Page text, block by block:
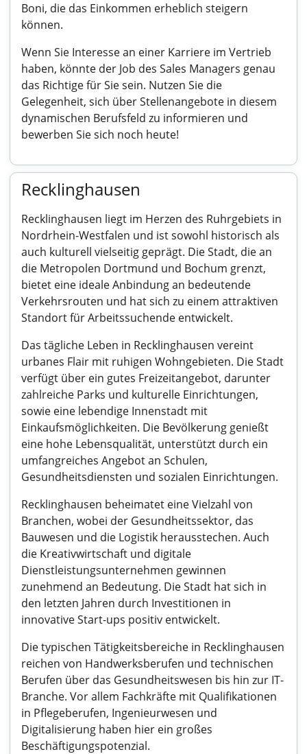
Boni, die das Einkommen erheblich steigern
können.
Wenn Sie Interesse an einer Karriere im Vertrieb
haben, könnte der Job des Sales Managers genau
das Richtige für Sie sein. Nutzen Sie die
Gelegenheit, sich über Stellenangebote in diesem
dynamischen Berufsfeld zu informieren und
bewerben Sie sich noch heute!
Recklinghausen
Recklinghausen liegt im Herzen des Ruhrgebiets in
Nordrhein-Westfalen und ist sowohl historisch als
auch kulturell vielseitig geprägt. Die Stadt, die an
die Metropolen Dortmund und Bochum grenzt,
bietet eine ideale Anbindung an bedeutende
Verkehrsrouten und hat sich zu einem attraktiven
Standort für Arbeitssuchende entwickelt.
Das tägliche Leben in Recklinghausen vereint
urbanes Flair mit ruhigen Wohngebieten. Die Stadt
verfügt über ein gutes Freizeitangebot, darunter
zahlreiche Parks und kulturelle Einrichtungen,
sowie eine lebendige Innenstadt mit
Einkaufsmöglichkeiten. Die Bevölkerung genießt
eine hohe Lebensqualität, unterstützt durch ein
umfangreiches Angebot an Schulen,
Gesundheitsdiensten und sozialen Einrichtungen.
Recklinghausen beheimatet eine Vielzahl von
Branchen, wobei der Gesundheitssektor, das
Bauwesen und die Logistik herausstechen. Auch
die Kreativwirtschaft und digitale
Dienstleistungsunternehmen gewinnen
zunehmend an Bedeutung. Die Stadt hat sich in
den letzten Jahren durch Investitionen in
innovative Start-ups positiv entwickelt.
Die typischen Tätigkeitsbereiche in Recklinghausen
reichen von Handwerksberufen und technischen
Berufen über das Gesundheitswesen bis hin zur IT-
Branche. Vor allem Fachkräfte mit Qualifikationen
in Pflegeberufen, Ingenieurwesen und
Digitalisierung haben hier ein großes
Beschäftigungspotenzial.